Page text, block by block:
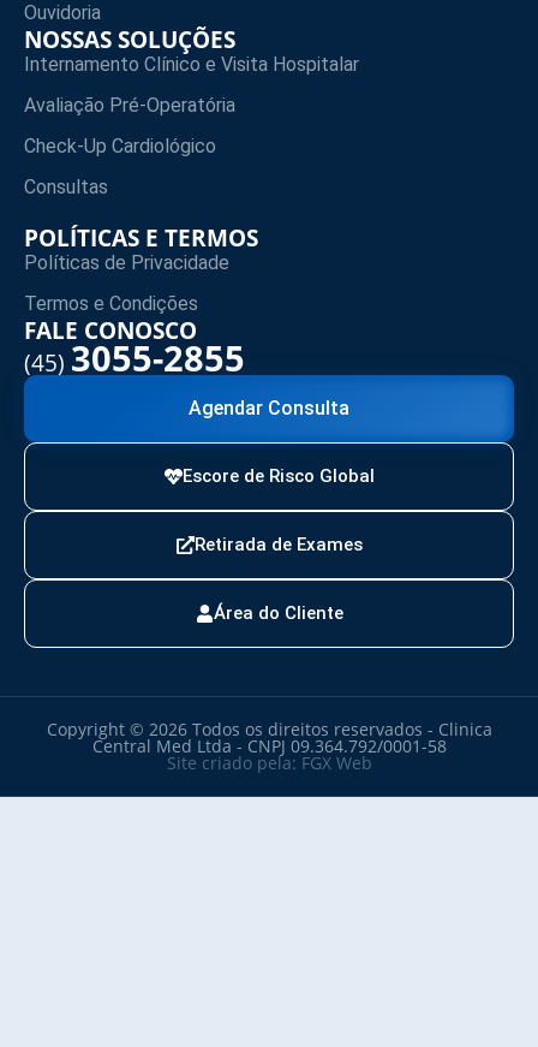
Ouvidoria
NOSSAS SOLUÇÕES
Internamento Clínico e Visita Hospitalar
Avaliação Pré-Operatória
Check-Up Cardiológico
Consultas
POLÍTICAS E TERMOS
Políticas de Privacidade
Termos e Condições
FALE CONOSCO
(45) 3055-2855
Agendar Consulta
Escore de Risco Global
Retirada de Exames
Área do Cliente
Copyright © 2026 Todos os direitos reservados - Clinica
Central Med Ltda - CNPJ 09.364.792/0001-58
Site criado pela: FGX Web